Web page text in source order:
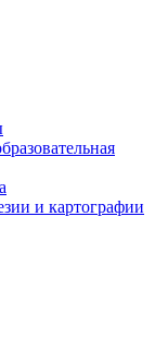
и картографии